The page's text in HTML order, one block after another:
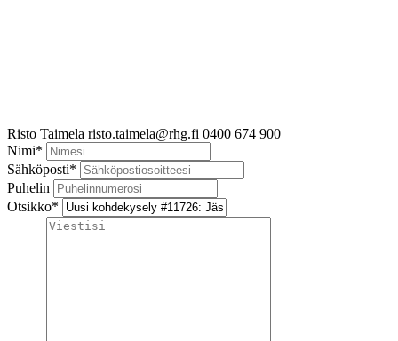
Risto Taimela risto.taimela@rhg.fi 0400 674 900
Nimi*
Sähköposti*
Puhelin
Otsikko*